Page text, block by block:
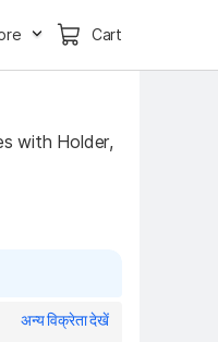
Cart
with Holder,
अन्य विक्रेता देखें